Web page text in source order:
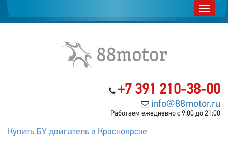
+7 391 210-38-00
info@88motor.ru
Работаем ежедневно с 9:00 до 21:00
Купить БУ двигатель в Красноярске